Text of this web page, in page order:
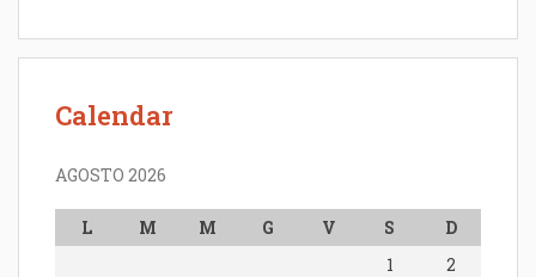
Calendar
AGOSTO 2026
L M M G V S
D
1
2